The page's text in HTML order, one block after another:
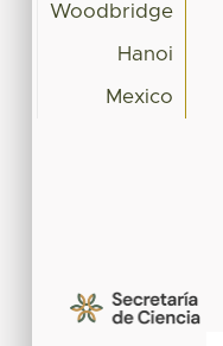
Woodbridge
Hanoi
Mexico